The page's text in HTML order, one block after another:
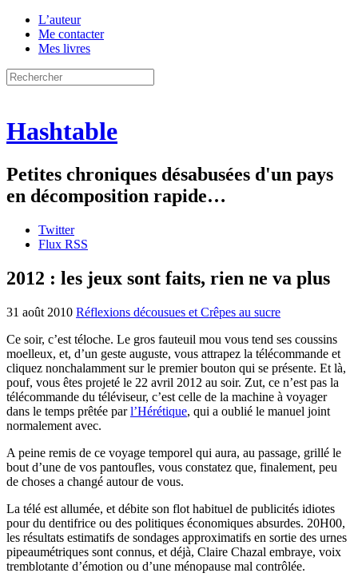
L’auteur
Me contacter
Mes livres
Hashtable
Petites chroniques désabusées d'un pays
en décomposition rapide…
Twitter
Flux RSS
2012 : les jeux sont faits, rien ne va plus
31 août 2010 Réflexions décousues et Crêpes au sucre
Ce soir, c’est téloche. Le gros fauteuil mou vous tend ses coussins
moelleux, et, d’un geste auguste, vous attrapez la télécommande et
cliquez nonchalamment sur le premier bouton qui se présente. Et là,
pouf, vous êtes projeté le 22 avril 2012 au soir. Zut, ce n’est pas la
télécommande du téléviseur, c’est celle de la machine à voyager
dans le temps prêtée parl’Hérétique, qui a oublié le manuel joint
normalement avec.
A peine remis de ce voyage temporel qui aura, au passage, grillé le
bout d’une de vos pantoufles, vous constatez que, finalement, peu
de choses a changé autour de vous.
La télé est allumée, et débite son flot habituel de publicités idiotes
pour du dentifrice ou des politiques économiques absurdes. 20H00,
les résultats estimatifs de sondages approximatifs en sortie des urnes
pipeaumétriques sont connus, et déjà, Claire Chazal embraye, voix
tremblotante d’émotion ou d’une ménopause mal contrôlée.